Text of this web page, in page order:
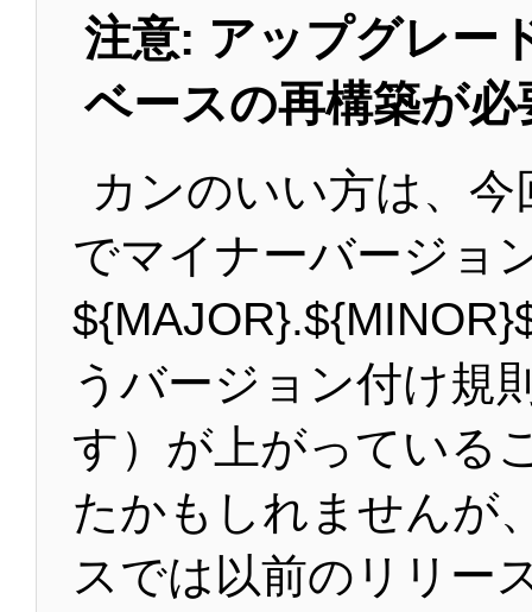
注意: アップグレー
ベースの再構築が必
カンのいい方は、
でマイナーバージョ
うバージョン付け規
す）が上がっている
たかもしれませんが
スでは以前のリリー